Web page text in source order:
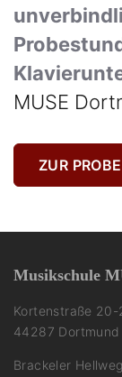
MUSE
ZUR
Musikschule
Kortenstraße 20-
44287 Dortmund
Brackeler